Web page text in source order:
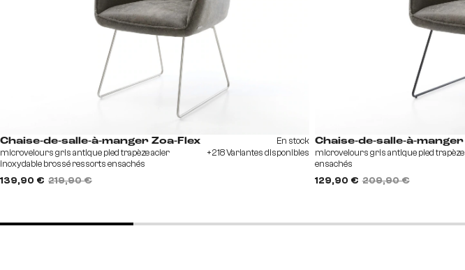
Chaise-de-salle-à-manger Zoa-Flex
microvelours gris antique pied trapèze acier
inoxydable brossé ressorts ensachés
139,90 € 219,90 €
En stock
+218 Variantes disponibles
Chaise-de-salle-à-manger
microvelours gris antique pied
ensachés
129,90 € 209,90 €